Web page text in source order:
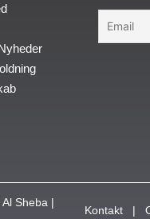
Sheba |
Kontakt |